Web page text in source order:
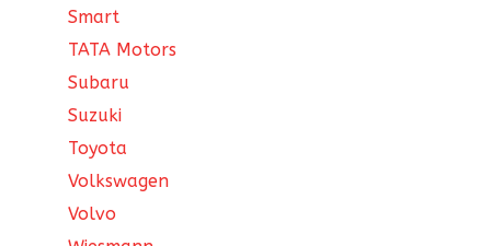
Smart
TATA Motors
Subaru
Suzuki
Toyota
Volkswagen
Volvo